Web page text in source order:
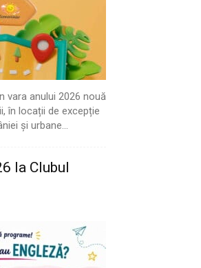
vara anului 2026 nouă
în locații de excepție
și urbane...
la Clubul